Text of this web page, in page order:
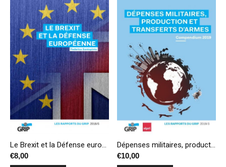
Le Brexit et la Défense européenne
€8,00
Dépenses militaires, production et transferts d’armes – Compendium 2019
€10,00